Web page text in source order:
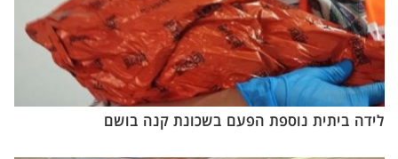
לידה ביתית נוספת הפעם בשכונת קנה בושם